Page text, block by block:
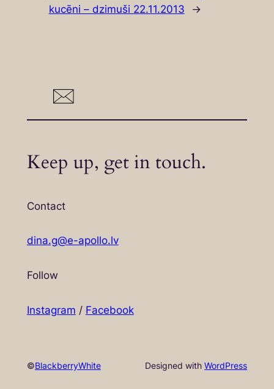
kucēni – dzimuši 22.11.2013
→
Keep up, get in touch.
Contact
dina.g@e-apollo.lv
Follow
Instagram / Facebook
©BlackberryWhite Designed withWordPress